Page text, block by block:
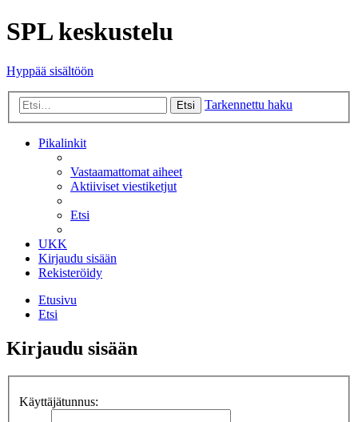
SPL keskustelu
Hyppää sisältöön
Etsi Tarkennettu haku
Pikalinkit
Vastaamattomat aiheet
Aktiiviset viestiketjut
Etsi
UKK
Kirjaudu sisään
Rekisteröidy
Etusivu
Etsi
Kirjaudu sisään
Käyttäjätunnus: